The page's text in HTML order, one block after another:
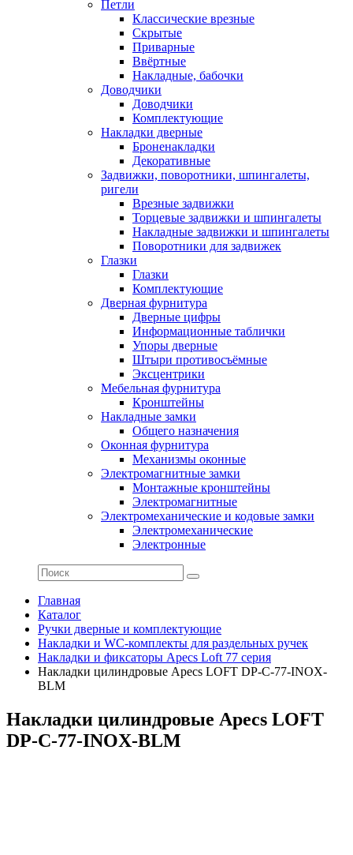
Петли
Классические врезные
Скрытые
Приварные
Ввёртные
Накладные, бабочки
Доводчики
Доводчики
Комплектующие
Накладки дверные
Броненакладки
Декоративные
Задвижки, поворотники, шпингалеты,
ригели
Врезные задвижки
Торцевые задвижки и шпингалеты
Накладные задвижки и шпингалеты
Поворотники для задвижек
Глазки
Глазки
Комплектующие
Дверная фурнитура
Дверные цифры
Информационные таблички
Упоры дверные
Штыри противосъёмные
Эксцентрики
Мебельная фурнитура
Кронштейны
Накладные замки
Общего назначения
Оконная фурнитура
Механизмы оконные
Электромагнитные замки
Монтажные кронштейны
Электромагнитные
Электромеханические и кодовые замки
Электромеханические
Электронные
Главная
Каталог
Ручки дверные и комплектующие
Накладки и WC-комплекты для раздельных ручек
Накладки и фиксаторы Apecs Loft 77 серия
Накладки цилиндровые Apecs LOFT DP-C-77-INOX-
BLM
Накладки цилиндровые Apecs LOFT
DP-C-77-INOX-BLM